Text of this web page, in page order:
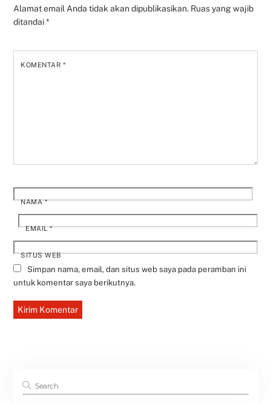
Alamat email Anda tidak akan dipublikasikan. Ruas yang wajib
ditandai*
KOMENTAR*
NAMA*
EMAIL*
SITUS WEB
Simpan nama, email, dan situs web saya pada peramban ini
untuk komentar saya berikutnya.